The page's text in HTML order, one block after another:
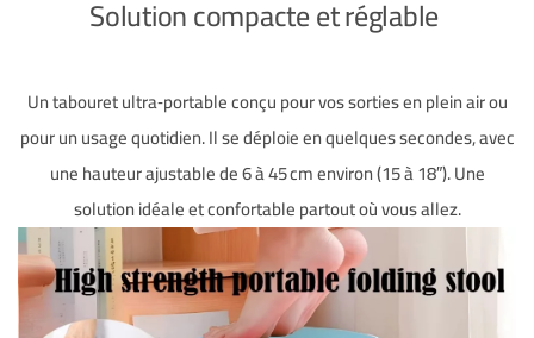
Un tabouret ultra‑portable conçu pour vos sorties en plein air ou
pour un usage quotidien. Il se déploie en quelques secondes, avec
une hauteur ajustable de 6 à 45 cm environ (15 à 18″).Une
solution idéale et confortable partout où vous allez.